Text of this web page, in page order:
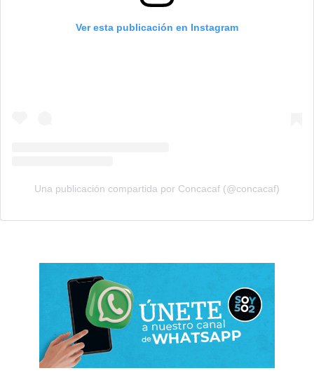
Ver esta publicación en Instagram
Una publicación compartida por Concacaf (@concacaf)